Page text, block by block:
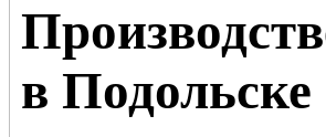
в Подольске